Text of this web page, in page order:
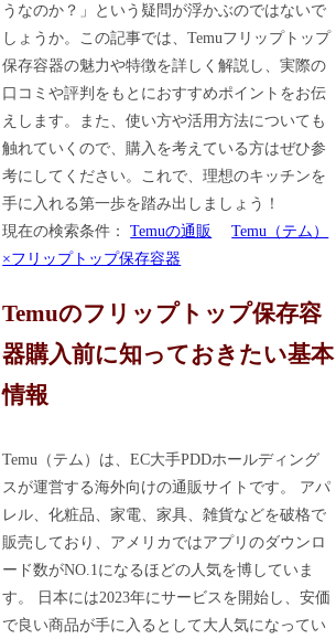
うなのか？」という疑問が浮かぶのではないで
しょうか。この記事では、Temuフリップトップ
保存容器の魅力や特徴を詳しく解説し、実際の
口コミや評判をもとにおすすめポイントをお伝
えします。また、使い方や活用方法についても
触れていくので、購入を考えている方はぜひ参
考にしてください。これで、理想のキッチンを
手に入れる第一歩を踏み出しましょう！
現在の検索条件：Temuの通販
Temu（テム）
×フリップトップ保存容器
Temuのフリップトップ保存容
器購入前に知っておきたい基本
情報
Temu（テム）は、EC大手PDDホールディング
スが運営する海外向けの通販サイトです。 アパ
レル、化粧品、家電、家具、雑貨などを破格で
販売しており、アメリカではアプリのダウンロ
ード数がNO.1になるほどの人気を博していま
す。 日本には2023年にサービスを開始し、安価
で良い商品が手に入るとして大人気になってい